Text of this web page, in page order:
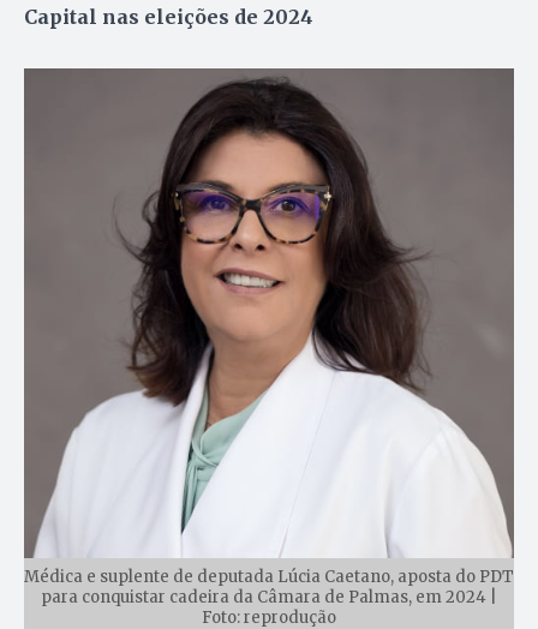
Capital nas eleições de 2024
Médica e suplente de deputada Lúcia Caetano, aposta do PDT
para conquistar cadeira da Câmara de Palmas, em 2024 |
Foto: reprodução